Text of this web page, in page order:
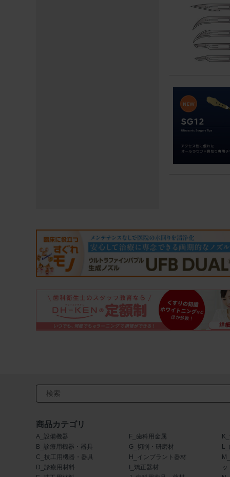
検索キーワード入力
商品カテゴリ
A_設備機器
B_診療用機器・器具
C_技工用機器・器具
D_診療用材料
F_歯科用金属
G_切削・研磨材
H_インプラント器材
I_矯正器材
ッ